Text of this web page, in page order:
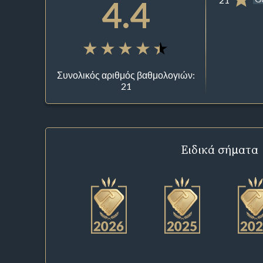
4.4
Συνολικός αριθμός βαθμολογιών:
21
Ειδικά σήματα